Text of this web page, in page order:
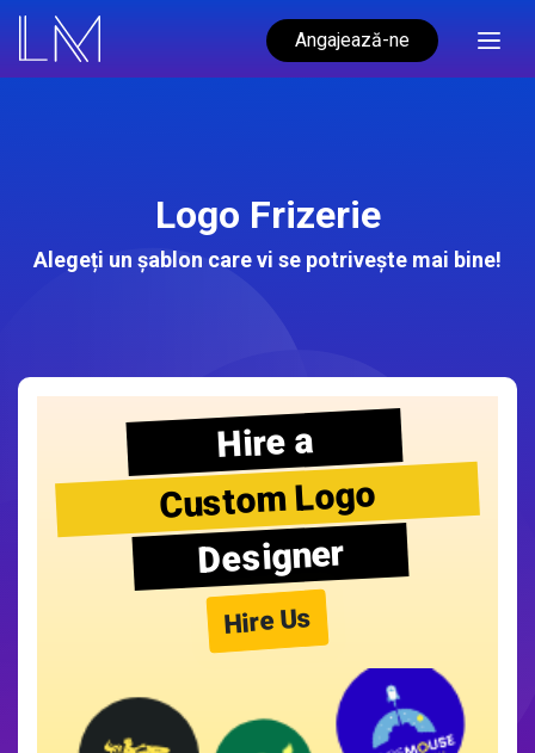
Angajează-ne
Logo Frizerie
Alegeți un șablon care vi se potrivește mai bine!
Hire a
Custom Logo
Designer
Hire Us